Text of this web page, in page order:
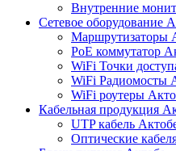
Внутренние
Сетевое оборудование
Маршрутизаторы
PoE коммутатор
WiFi Точки
WiFi Радиомосты
WiFi роутеры
Кабельная продукция
UTP кабель
Оптические